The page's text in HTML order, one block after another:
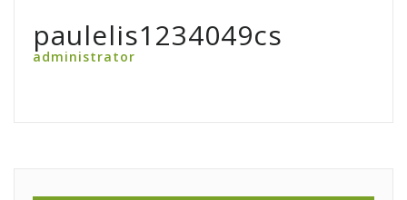
paulelis1234049cs
administrator